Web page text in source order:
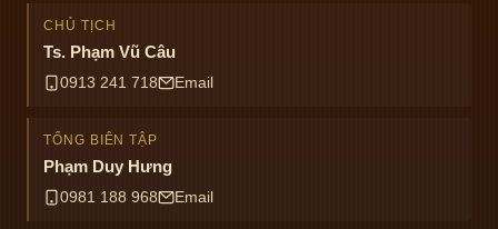
CHỦ TỊCH
Ts. Phạm Vũ Câu
0913 241 718 Email
TỔNG BIÊN TẬP
Phạm Duy Hưng
0981 188 968 Email